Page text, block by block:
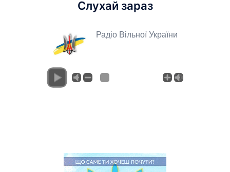
Слухай зараз
Радіо Вільної України